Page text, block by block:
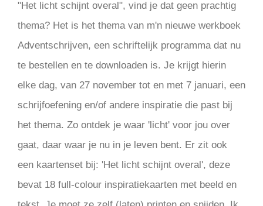
"Het licht schijnt overal", vind je dat geen prachtig
thema? Het is het thema van m'n nieuwe werkboek
Adventschrijven, een schriftelijk programma dat nu
te bestellen en te downloaden is. Je krijgt hierin
elke dag, van 27 november tot en met 7 januari, een
schrijfoefening en/of andere inspiratie die past bij
het thema. Zo ontdek je waar 'licht' voor jou over
gaat, daar waar je nu in je leven bent. Er zit ook
een kaartenset bij: 'Het licht schijnt overal', deze
bevat 18 full-colour inspiratiekaarten met beeld en